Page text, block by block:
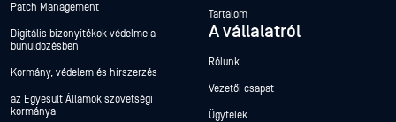
Patch Management
Digitális bizonyítékok védelme a
bűnüldözésben
Kormány, védelem és hírszerzés
az Egyesült Államok szövetségi
kormánya
Tartalom
A vállalatról
Rólunk
Vezetői csapat
Ügyfelek